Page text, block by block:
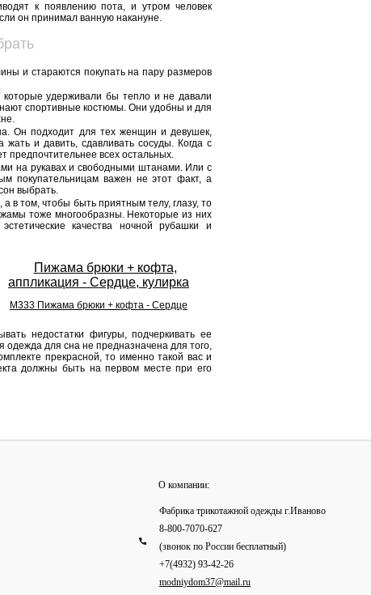
к появлению пота, и утром человек
он принимал ванную накануне.
и стараются покупать на пару размеров
удерживали бы тепло и не давали
спортивные костюмы. Они удобны и для
Он подходит для тех женщин и девушек,
и давить, сдавливать сосуды. Когда с
всех остальных.
на рукавах и свободными штанами. Или с
покупательницам важен не этот факт, а
выбрать.
а в том, чтобы быть приятным телу, глазу, то
тоже многообразны. Некоторые из них
качества ночной рубашки и
М333 Пижама брюки + кофта - Сердце
недостатки фигуры, подчеркивать ее
одежда для сна не предназначена для того,
прекрасной, то именно такой вас и
должны быть на первом месте при его
О компании:
Фабрика трикотажной одежды г.Иваново
8-800-7070-627
(звонок по России бесплатный)
+7(4932) 93-42-26
modniydom37@mail.ru